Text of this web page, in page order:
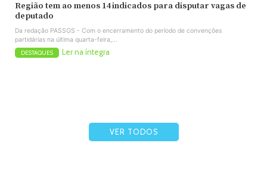
Região tem ao menos 14 indicados para disputar vagas de
deputado
Da redação PASSOS - Com o encerramento do período de convenções
partidárias na última quarta-feira,...
DESTAQUES Ler na íntegra
VER TODOS